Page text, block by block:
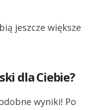
jeszcze większe
dla Ciebie?
wyniki! Po